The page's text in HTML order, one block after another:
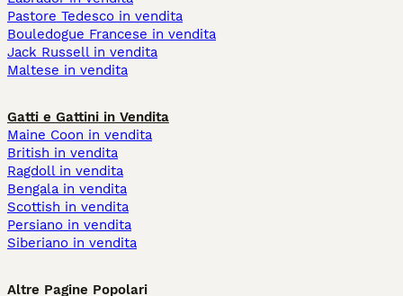
Pastore Tedesco in vendita
Bouledogue Francese in vendita
Jack Russell in vendita
Maltese in vendita
Gatti e Gattini in Vendita
Maine Coon in vendita
British in vendita
Ragdoll in vendita
Bengala in vendita
Scottish in vendita
Persiano in vendita
Siberiano in vendita
Altre Pagine Popolari